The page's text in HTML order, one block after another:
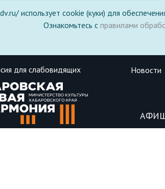
использует cookie (куки) для
Ознакомьтесь с правилами
для слабовидящих Новости